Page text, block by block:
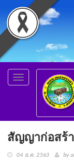
Toggle
navigation
สัญญาก่อสร้
04 ธ.ค. 2563 by